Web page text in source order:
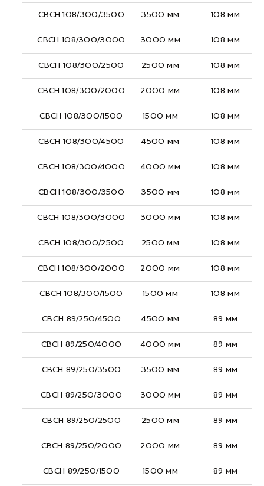
СВСН 108/300/3500 3500 мм 108 мм
СВСН 108/300/3000 3000 мм 108 мм
СВСН 108/300/2500 2500 мм 108 мм
СВСН 108/300/2000 2000 мм 108 мм
СВСН 108/300/1500 1500 мм 108 мм
СВСН 108/300/4500 4500 мм 108 мм
СВСН 108/300/4000 4000 мм 108 мм
СВСН 108/300/3500 3500 мм 108 мм
СВСН 108/300/3000 3000 мм 108 мм
СВСН 108/300/2500 2500 мм 108 мм
СВСН 108/300/2000 2000 мм 108 мм
СВСН 108/300/1500 1500 мм 108 мм
СВСН 89/250/4500 4500 мм 89 мм
СВСН 89/250/4000 4000 мм 89 мм
СВСН 89/250/3500 3500 мм 89 мм
СВСН 89/250/3000 3000 мм 89 мм
СВСН 89/250/2500 2500 мм 89 мм
СВСН 89/250/2000 2000 мм 89 мм
СВСН 89/250/1500 1500 мм 89 мм